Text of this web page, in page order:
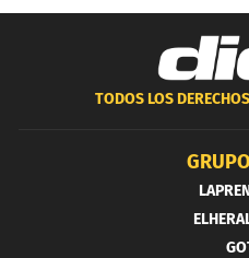
TODOS LOS